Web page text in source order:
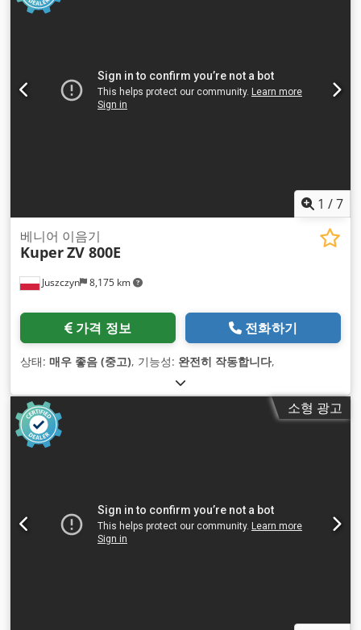
1 /7
Juszczyn 8,175 km
베니어 이음기
KuperZV 800E
가격 정보 전화하기
상태: 매우 좋음 (중고), 기능성: 완전히 작동합니다,
소형 광고